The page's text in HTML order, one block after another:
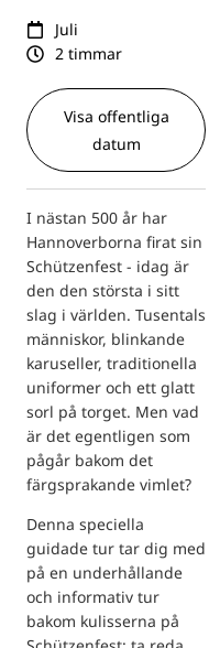
Juli
2 timmar
Visa offentliga
datum
I nästan 500 år har
Hannoverborna firat sin
Schützenfest - idag är
den den största i sitt
slag i världen. Tusentals
människor, blinkande
karuseller, traditionella
uniformer och ett glatt
sorl på torget. Men vad
är det egentligen som
pågår bakom det
färgsprakande vimlet?
Denna speciella
guidade tur tar dig med
på en underhållande
och informativ tur
bakom kulisserna på